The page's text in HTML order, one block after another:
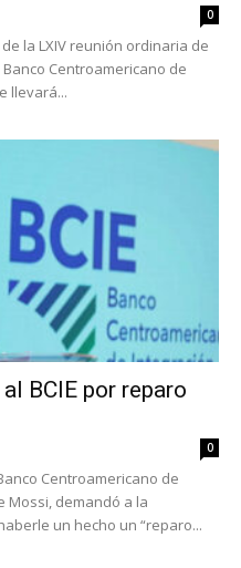
0
la LXIV reunión ordinaria de
Centroamericano de
llevará...
BCIE por reparo
0
Centroamericano de
Mossi, demandó a la
un hecho un “reparo...